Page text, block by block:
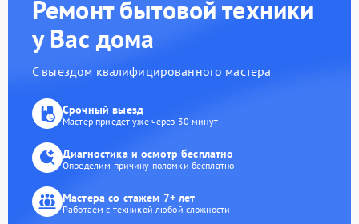
Ремонт бытовой техники
у Вас дома
С выездом квалифицированного мастера
Срочный выезд
Мастер приедет уже через 30 минут
Диагностика и осмотр бесплатно
Определим причину поломки бесплатно
Мастера со стажем 7+ лет
Работаем с техникой любой сложности